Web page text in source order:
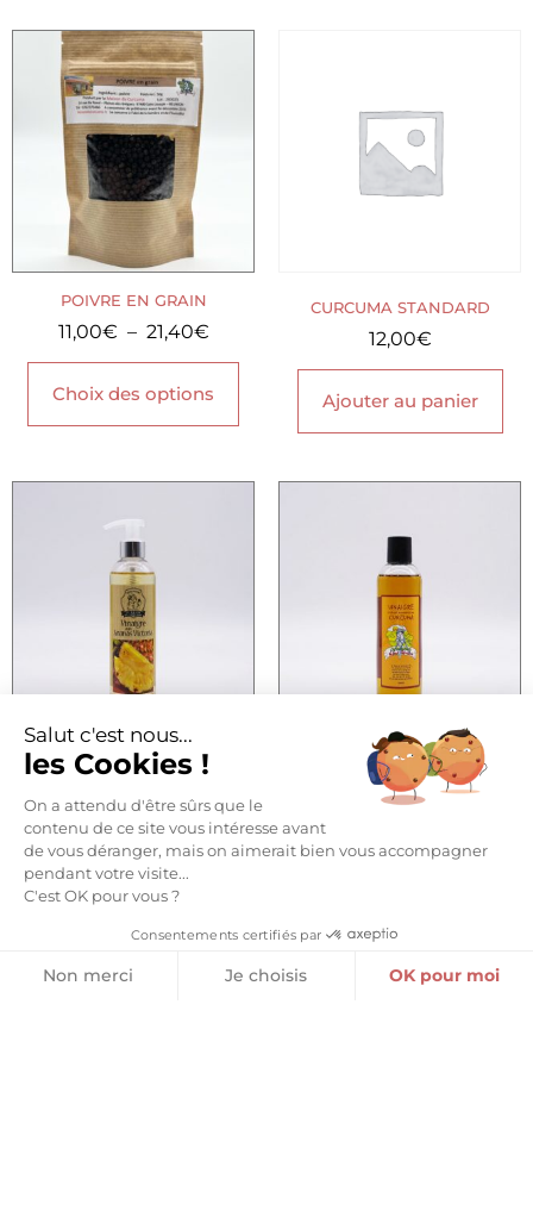
POIVRE EN GRAIN
11,00€ – 21,40€
Choix des options
CURCUMA STANDARD
12,00€
Ajouter au panier
VINAIGRE ANANAS VICTORIA
10,00
Ajouter au panier
VINAIGRE CURCUMA
10,00€
Ajouter au panier
Salut c'est nous...
les Cookies !
On a attendu d'être sûrs que le
contenu de ce site vous intéresse avant
de vous déranger, mais on aimerait bien vous accompagner
pendant votre visite...
C'est OK pour vous ?
Consentements certifiés par
Non merci Je choisis OK pour moi